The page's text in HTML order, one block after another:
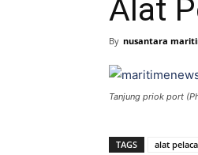
Alat
By nusantara
Tanjung priok port
TAGS alat